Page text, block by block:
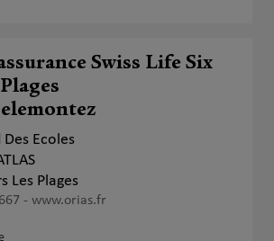
Swiss Life Six
Ecoles
Les Plages
- www.orias.fr